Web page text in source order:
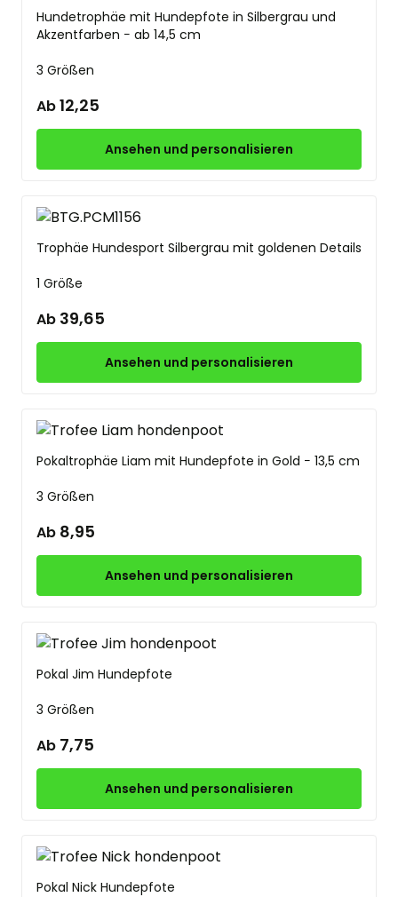
Hundetrophäe mit Hundepfote in Silbergrau und
Akzentfarben − ab 14,5 cm
3 Größen
Ab12,25
Ansehen und personalisieren
Trophäe Hundesport Silbergrau mit goldenen Details
1 Größe
Ab 39,65
Ansehen und personalisieren
Pokaltrophäe Liam mit Hundepfote in Gold − 13,5 cm
3 Größen
Ab 8,95
Ansehen und personalisieren
Pokal Jim Hundepfote
3 Größen
Ab 7,75
Ansehen und personalisieren
Pokal Nick Hundepfote